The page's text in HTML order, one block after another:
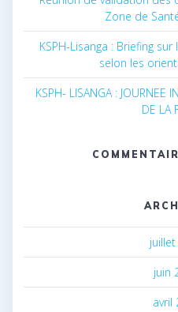
Zone de
KSPH-Lisanga : Briefing
selon les
KSPH- LISANGA : JOURNEE
DE LA
juin
avril